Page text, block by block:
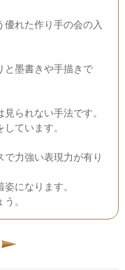
優れた作り手の会の入
と墨書きや手描きで
られない手法です。
ています。
力強い表現力が有り
になります。
。